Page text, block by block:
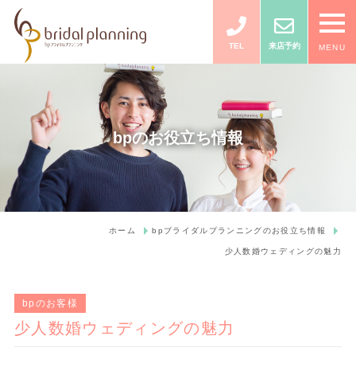
TEL 来店予約 MENU
bpのお役立ち情報
ホーム bpブライダルプランニングのお役立ち情報
少人数婚ウェディングの魅力
bpのお客様
少人数婚ウェディングの魅力